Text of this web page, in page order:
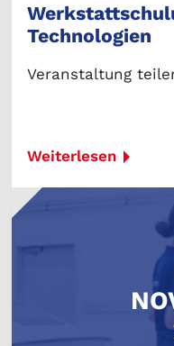
Technologien
Veranstaltung
Weiterlesen